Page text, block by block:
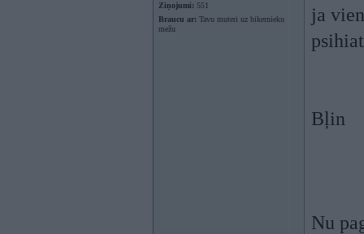
Ziņojumi: 551
Braucu ar: Tavu muteri uz bikernieku
mežu
ja
Bļin
Nu